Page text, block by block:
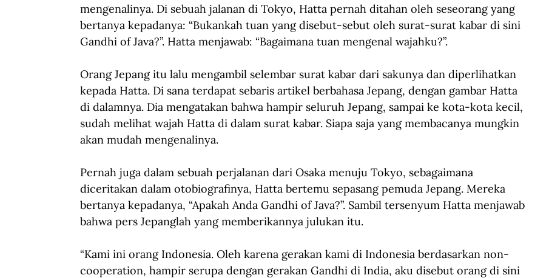
mengenalinya. Di sebuah jalanan di Tokyo, Hatta pernah ditahan oleh seseorang yang
bertanya kepadanya: “Bukankah tuan yang disebut-sebut oleh surat-surat kabar di sini
Gandhi of Java?”. Hatta menjawab: “Bagaimana tuan mengenal wajahku?”.
Orang Jepang itu lalu mengambil selembar surat kabar dari sakunya dan diperlihatkan
kepada Hatta. Di sana terdapat sebaris artikel berbahasa Jepang, dengan gambar Hatta
di dalamnya. Dia mengatakan bahwa hampir seluruh Jepang, sampai ke kota-kota kecil,
sudah melihat wajah Hatta di dalam surat kabar. Siapa saja yang membacanya mungkin
akan mudah mengenalinya.
Pernah juga dalam sebuah perjalanan dari Osaka menuju Tokyo, sebagaimana
diceritakan dalam otobiografinya, Hatta bertemu sepasang pemuda Jepang. Mereka
bertanya kepadanya, “Apakah Anda Gandhi of Java?”. Sambil tersenyum Hatta menjawab
bahwa pers Jepanglah yang memberikannya julukan itu.
“Kami ini orang Indonesia. Oleh karena gerakan kami di Indonesia berdasarkan non-
cooperation, hampir serupa dengan gerakan Gandhi di India, aku disebut orang di sini